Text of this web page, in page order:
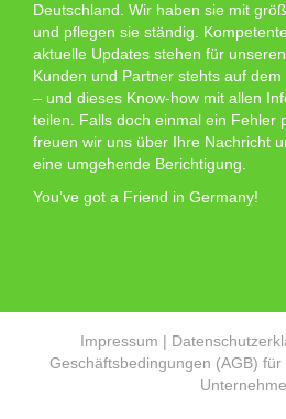
Deutschland. Wir haben sie mit
und pflegen sie ständig.
aktuelle Updates stehen für
Kunden und Partner stehts auf
– und dieses Know-how mit allen
teilen. Falls doch einmal ein Fehler
freuen wir uns über Ihre Nachricht
eine umgehende Berichtigung.
You’ve got a Friend in Germany!
Impressum |
Geschäftsbedingungen (AGB) für